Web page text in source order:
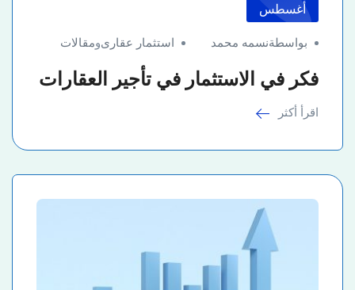
أغسطس
بواسطةنسمه محمد استثمار عقارىومقالات
فكر في الاستثمار في تأجير العقارات
اقرأ أكثر